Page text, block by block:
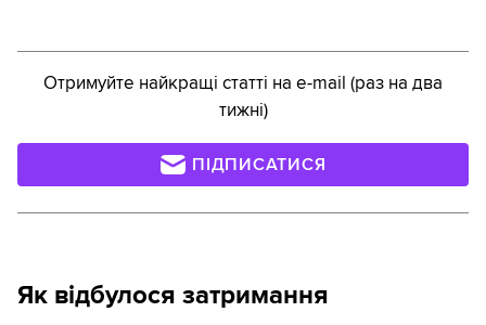
Отримуйте найкращі статті на e-mail (раз на два
тижні)
ПІДПИСАТИСЯ
Як відбулося затримання